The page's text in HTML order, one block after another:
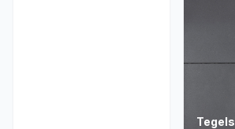
Tegels